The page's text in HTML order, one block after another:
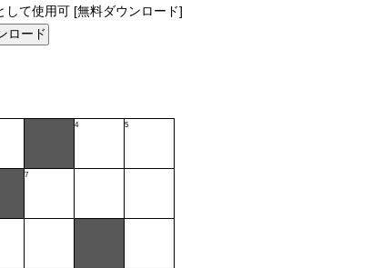
して使用可 [無料ダウンロード]
4 5
7